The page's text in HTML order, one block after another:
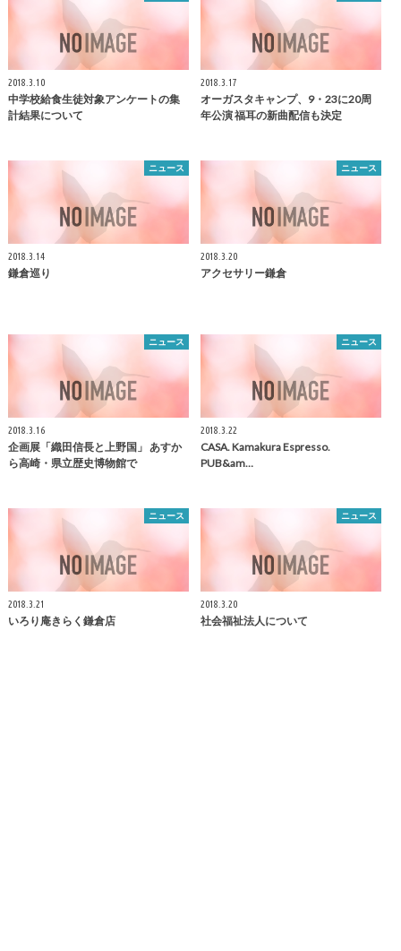
2018.3.10
中学校給食生徒対象アンケートの集
計結果について
2018.3.17
オーガスタキャンプ、9・23に20周
年公演 福耳の新曲配信も決定
ニュース
2018.3.14
鎌倉巡り
ニュース
2018.3.20
アクセサリー鎌倉
ニュース
2018.3.16
企画展「織田信長と上野国」 あすか
ら高崎・県立歴史博物館で
ニュース
2018.3.22
CASA.KamakuraEspresso.
PUB&am…
ニュース
2018.3.21
いろり庵きらく 鎌倉店
ニュース
2018.3.20
社会福祉法人について